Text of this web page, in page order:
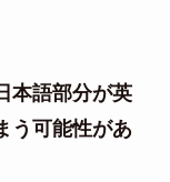
本語部分が英
う可能性があ